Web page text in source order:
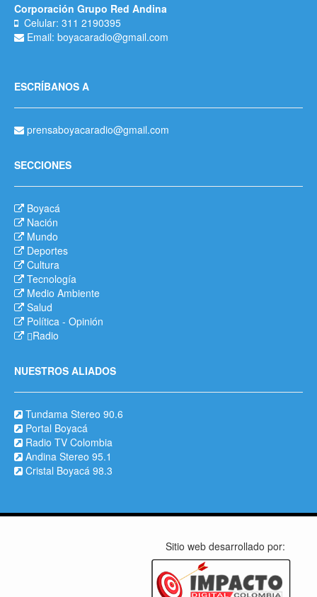
Corporación Grupo Red Andina
Celular: 311 2190395
Email: boyacaradio@gmail.com
ESCRÍBANOS A
prensaboyacaradio@gmail.com
SECCIONES
Boyacá
Nación
Mundo
Deportes
Cultura
Tecnología
Medio Ambiente
Salud
Política - Opinión
Radio
NUESTROS ALIADOS
Tundama Stereo 90.6
Portal Boyacá
Radio TV Colombia
Andina Stereo 95.1
Cristal Boyacá 98.3
Sitio web desarrollado por: